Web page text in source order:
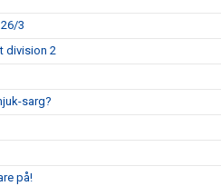
3
division 2
sarg?
på!